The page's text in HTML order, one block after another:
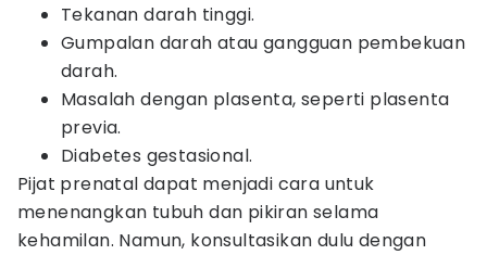
Tekanan darah tinggi.
Gumpalan darah atau gangguan pembekuan
darah.
Masalah dengan plasenta, seperti plasenta
previa.
Diabetes gestasional.
Pijat prenatal dapat menjadi cara untuk
menenangkan tubuh dan pikiran selama
kehamilan. Namun, konsultasikan dulu dengan